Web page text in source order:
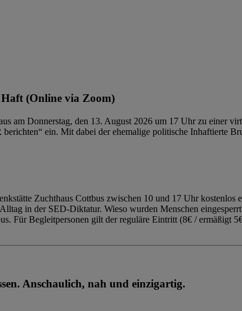
(Online via Zoom)
am Donnerstag, den 13. August 2026 um 17 Uhr zu einer
ein. Mit dabei der ehemalige politische Inhaftierte
Zuchthaus Cottbus zwischen 10 und 17 Uhr
in der SED-Diktatur. Wieso wurden Menschen
Für Begleitpersonen gilt der reguläre Eintritt (8€ / ermäßigt
Anschaulich, nah und einzigartig.